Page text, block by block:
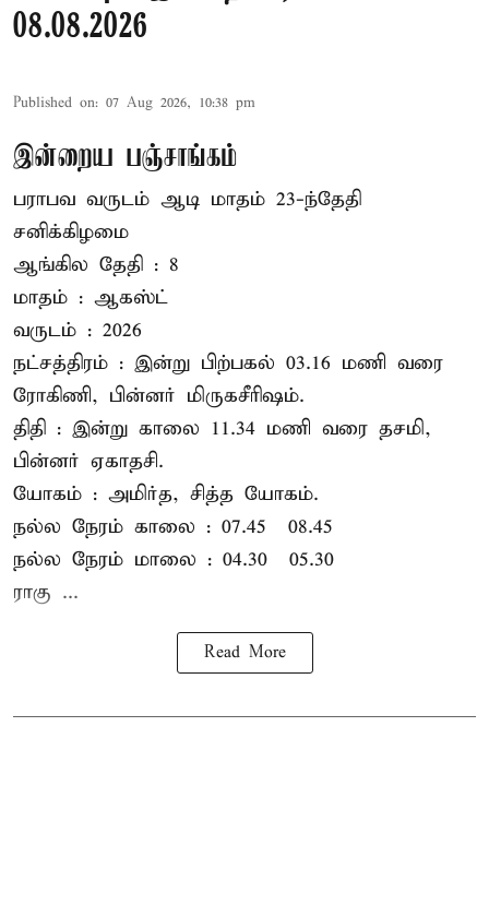
08.08.2026
Published on: 07 Aug 2026, 10:38 pm
இன்றைய பஞ்சாங்கம்
பராபவ வருடம் ஆடி மாதம் 23-ந்தேதி
சனிக்கிழமை
ஆங்கில தேதி : 8
மாதம் : ஆகஸ்ட்
வருடம் : 2026
நட்சத்திரம் : இன்று பிற்பகல் 03.16 மணி வரை
ரோகிணி, பின்னர் மிருகசீரிஷம்.
திதி : இன்று காலை 11.34 மணி வரை தசமி,
பின்னர் ஏகாதசி.
யோகம் : அமிர்த, சித்த யோகம்.
நல்ல நேரம் காலை : 07.45 – 08.45
நல்ல நேரம் மாலை : 04.30 – 05.30
ராகு ...
Read More